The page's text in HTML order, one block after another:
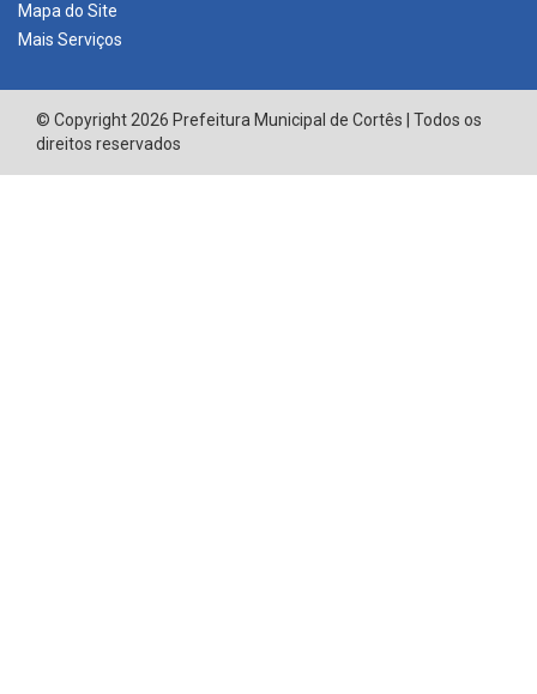
Mapa do Site
Mais Serviços
© Copyright 2026 Prefeitura Municipal de Cortês | Todos os
direitos reservados